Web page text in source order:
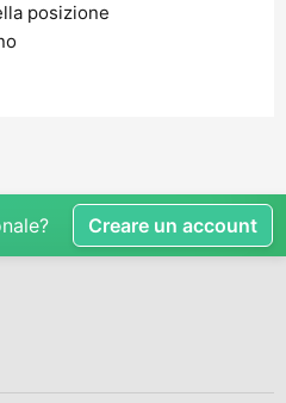
posizione
Creare un account